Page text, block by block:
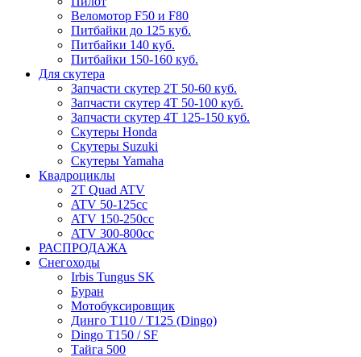
Веломотор F50 и F80
Питбайки до 125 куб.
Питбайки 140 куб.
Питбайки 150-160 куб.
Для скутера
Запчасти скутер 2Т 50-60 куб.
Запчасти скутер 4Т 50-100 куб.
Запчасти скутер 4Т 125-150 куб.
Скутеры Honda
Скутеры Suzuki
Скутеры Yamaha
Квадроциклы
2T Quad ATV
ATV 50-125cc
ATV 150-250cc
ATV 300-800cc
РАСПРОДАЖА
Снегоходы
Irbis Tungus SK
Буран
Мотобуксировщик
Динго T110 / T125 (Dingo)
Dingo T150 / SF
Тайга 500